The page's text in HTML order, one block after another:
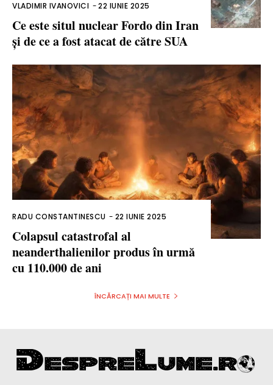
VLADIMIR IVANOVICI -22 IUNIE 2025
Ce este situl nuclear Fordo din Iran
și de ce a fost atacat de către SUA
RADU CONSTANTINESCU - 22 IUNIE 2025
Colapsul catastrofal al
neanderthalienilor produs în urmă
cu 110.000 de ani
ÎNCĂRCAȚI MAI MULTE